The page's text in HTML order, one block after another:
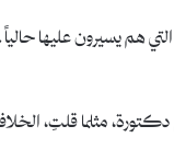
هم يسيرون عليها حالياً.
مثلما قلتِ،